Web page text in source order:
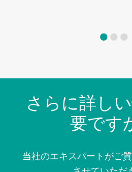
さらに詳し
要です
当社のエキスパートがご